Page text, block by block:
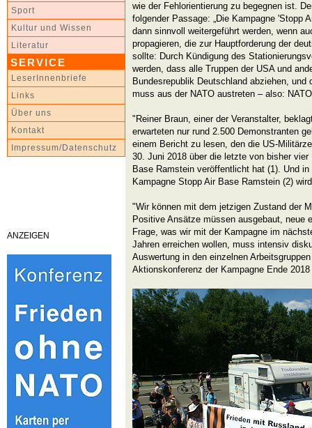
Sport
Kultur und Wissen
Literatur
SERVICE
LeserInnenbriefe
Links
Über uns
Kontakt
Impressum/Datenschutz
ANZEIGEN
wie der Fehlorientierung zu begegnen ist.
folgender Passage: „Die Kampagne 'Stopp
dann sinnvoll weitergeführt werden, wenn
propagieren, die zur Hauptforderung der
sollte: Durch Kündigung des
werden, dass alle Truppen der USA und
Bundesrepublik Deutschland abziehen, und
muss aus der NATO austreten – also:
"Reiner Braun, einer der Veranstalter,
erwarteten nur rund 2.500 Demonstranten
einem Bericht zu lesen, den die US-
30. Juni 2018 über die letzte von bisher
Base Ramstein veröffentlicht hat (1). Und
Kampagne Stopp Air Base Ramstein (2)
"Wir können mit dem jetzigen Zustand der
Positive Ansätze müssen ausgebaut, neue
Frage, was wir mit der Kampagne im
Jahren erreichen wollen, muss intensiv
Auswertung in den einzelnen
Aktionskonferenz der Kampagne Ende